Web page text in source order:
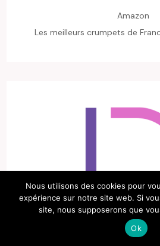
Amazon
Les meilleurs crumpets de
Nous utilisons des cookies pour
expérience sur notre site web. Si
site, nous supposerons que
Ok